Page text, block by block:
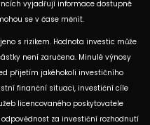
vyjadřují informace dostupné
se v čase měnit.
s rizikem. Hodnota investic může
není zaručena. Minulé výnosy
přijetím jakéhokoli investičního
finanční situaci, investiční cíle
licencovaného poskytovatele
za investiční rozhodnutí